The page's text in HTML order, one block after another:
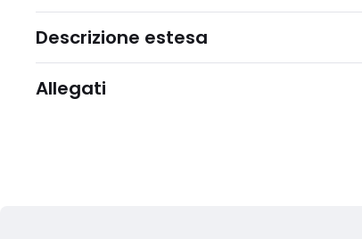
Descrizione estesa
Allegati